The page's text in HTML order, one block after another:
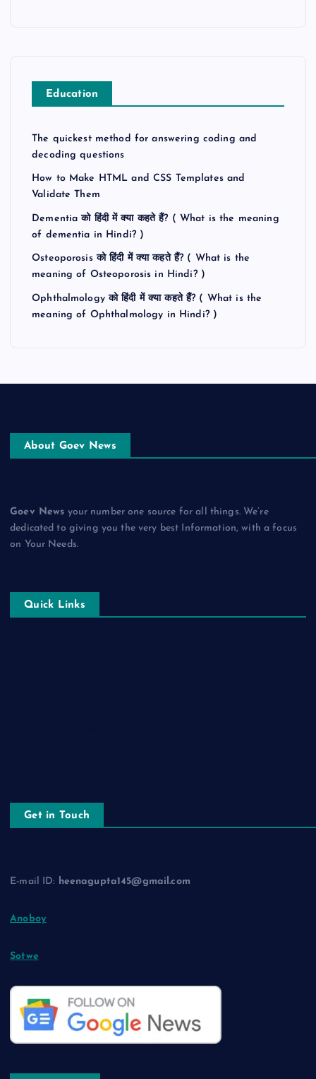
Education
The quickest method for answering coding and
decoding questions
How to Make HTML and CSS Templates and
Validate Them
Dementia को हिंदी में क्या कहते हैं? ( What is the meaning
of dementia in Hindi? )
Osteoporosis को हिंदी में क्या कहते हैं? ( What is the
meaning of Osteoporosis in Hindi? )
Ophthalmology को हिंदी में क्या कहते हैं? ( What is the
meaning of Ophthalmology in Hindi? )
About Goev News
Goev News your number one source for all things. We’re
dedicated to giving you the very best Information, with a focus
on Your Needs.
Quick Links
Get in Touch
E-mail ID: heenagupta145@gmail.com
Anoboy
Sotwe